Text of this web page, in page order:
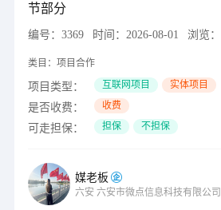
节部分
编号： 3369 时间： 2026-08-01 浏览：
类目： 项目合作
项目类型： 互联网项目 实体项目
是否收费： 收费
可走担保： 担保 不担保
媒老板
六安 六安市微点信息科技有限公司